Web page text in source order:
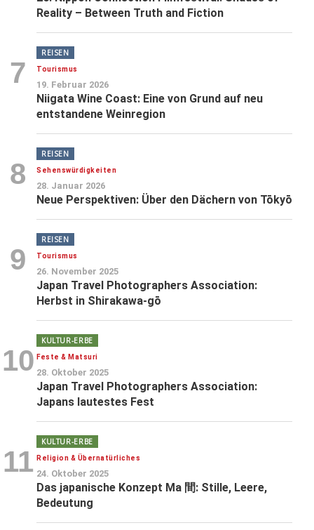
Reality – Between Truth and Fiction
7
REISEN
Tourismus
19. Februar 2026
Niigata Wine Coast: Eine von Grund auf neu
entstandene Weinregion
8
REISEN
Sehenswürdigkeiten
28. Januar 2026
Neue Perspektiven: Über den Dächern von Tōkyō
9
REISEN
Tourismus
26. November 2025
Japan Travel Photographers Association:
Herbst in Shirakawa-gō
10
KULTUR-ERBE
Feste & Matsuri
28. Oktober 2025
Japan Travel Photographers Association:
Japans lautestes Fest
11
KULTUR-ERBE
Religion & Übernatürliches
24. Oktober 2025
Das japanische Konzept Ma 間: Stille, Leere,
Bedeutung